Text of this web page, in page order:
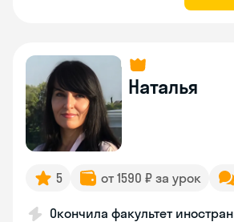
Наталья
5 от 1590 ₽ за урок
Окончила факультет